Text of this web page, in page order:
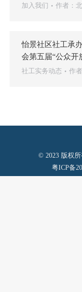
加入我们 作者：
怡景社区社工承
会第五届“公众开
社工实务动态 作者
© 2023 版权
粤ICP备